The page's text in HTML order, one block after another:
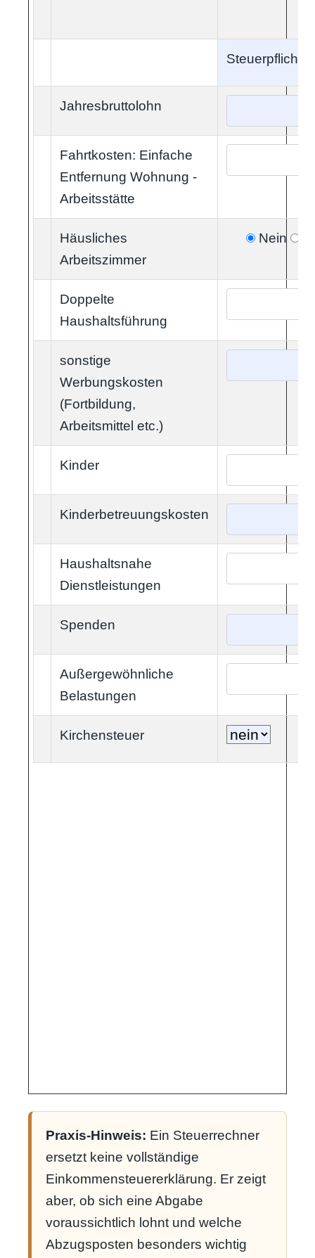
Jahresbruttolohn
Fahrtkosten: Einfache
Entfernung Wohnung -
Arbeitsstätte
Häusliches
Arbeitszimmer
Nein
Doppelte
Haushaltsführung
sonstige
Werbungskosten
(Fortbildung,
Arbeitsmittel etc.)
Kinder
Kinderbetreuungskosten
Haushaltsnahe
Dienstleistungen
Spenden
Außergewöhnliche
Belastungen
Kirchensteuer
Praxis-Hinweis: Ein Steuerrechner
ersetzt keine vollständige
Einkommensteuererklärung. Er zeigt
aber, ob sich eine Abgabe
voraussichtlich lohnt und welche
Abzugsposten besonders wichtig